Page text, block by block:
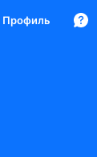
Профиль